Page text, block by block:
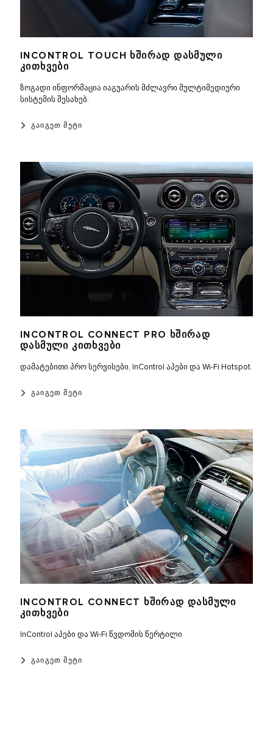
INCONTROL TOUCH ᲮᲨᲘᲠᲐᲓ ᲓᲐᲡᲛᲣᲚᲘ
ᲙᲘᲗᲮᲕᲔᲑᲘ
ზოგადი ინფორმაცია იაგუარის მძლავრი მულტიმედიური
სისტემის შესახებ.
ᲒᲐᲘᲒᲔᲗ ᲛᲔᲢᲘ
INCONTROL CONNECT PRO ᲮᲨᲘᲠᲐᲓ
ᲓᲐᲡᲛᲣᲚᲘ ᲙᲘᲗᲮᲕᲔᲑᲘ
დამატებითი პრო სერვისები, InControl აპები და Wi-Fi Hotspot.
ᲒᲐᲘᲒᲔᲗ ᲛᲔᲢᲘ
INCONTROL CONNECT ᲮᲨᲘᲠᲐᲓ ᲓᲐᲡᲛᲣᲚᲘ
ᲙᲘᲗᲮᲕᲔᲑᲘ
InControl აპები და Wi-Fi წვდომის წერტილი
ᲒᲐᲘᲒᲔᲗ ᲛᲔᲢᲘ